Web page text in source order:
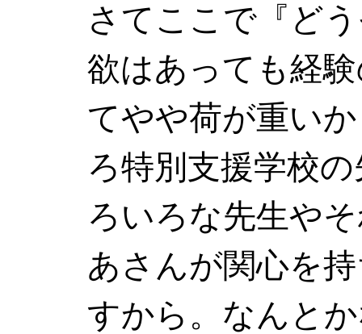
さてここで『ど
欲はあっても経
てやや荷が重い
ろ特別支援学校
ろいろな先生や
あさんが関心を
すから。なんと